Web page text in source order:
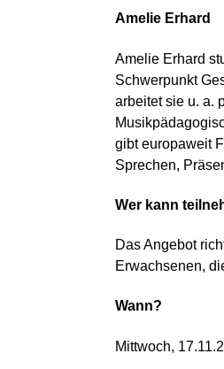
Amelie Erhard
Amelie Erhard
Schwerpunkt
arbeitet sie u. a.
gibt europaweit
Sprechen,
Wer kann
Das Angebot
Erwachsenen,
Wann?
Mittwoch,